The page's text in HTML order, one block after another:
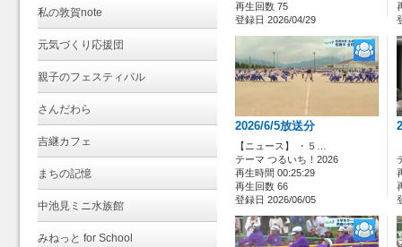
私の敦賀note
元気づくり応援団
親子のフェスティバル
さんだわら
吉継カフェ
まちの記憶
中池見ミニ水族館
みねっと for School
再生回数 75
登録日 2026/04/29
2026/6/5放送分
【ニュース】 ・５…
テーマ つるいち！2026
再生時間 00:25:29
再生回数 66
登録日 2026/06/05